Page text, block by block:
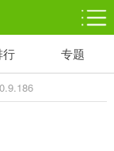
体育竞技
5百+款游戏
行 专题